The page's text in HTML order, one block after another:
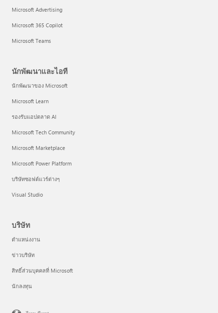
Microsoft Advertising
Microsoft 365 Copilot
Microsoft Teams
นักพัฒนาและไอที
นักพัฒนาของ Microsoft
Microsoft Learn
รองรับแอปตลาด AI
Microsoft Tech Community
Microsoft Marketplace
Microsoft Power Platform
บริษัทซอฟต์แวร์ต่างๆ
Visual Studio
บริษัท
ตำแหน่งงาน
ข่าวบริษัท
สิทธิ์ส่วนบุคคลที่ Microsoft
นักลงทุน